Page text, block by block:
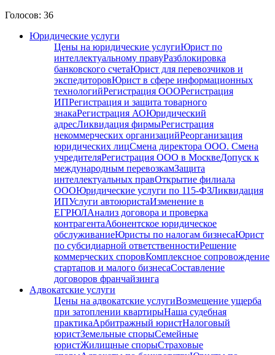
Голосов: 36
Юридические услуги
Цены на юридические услугиЮрист по
интеллектуальному правуРазблокировка
банковского счетаЮрист для перевозчиков и
экспедиторовЮрист в сфере информационных
технологийРегистрация ОООРегистрация
ИПРегистрация и защита товарного
знакаРегистрация АОЮридический
адресЛиквидация фирмыРегистрация
некоммерческих организацийРеорганизация
юридических лицСмена директора ООО. Смена
учредителяРегистрация ООО в МосквеДопуск к
международным перевозкамЗащита
интеллектуальных правОткрытие филиала
ОООЮридические услуги по 115-ФЗЛиквидация
ИПУслуги автоюристаИзменение в
ЕГРЮЛАнализ договора и проверка
контрагентаАбонентское юридическое
обслуживаниеЮристы по налогам бизнесаЮрист
по субсидиарной ответственностиРешение
коммерческих споровКомплексное сопровождение
стартапов и малого бизнесаСоставление
договоров франчайзинга
Адвокатские услуги
Цены на адвокатские услугиВозмещение ущерба
при затоплении квартирыНаша судебная
практикаАрбитражный юристНалоговый
юристЗемельные спорыСемейные
юристЖилищные спорыСтраховые